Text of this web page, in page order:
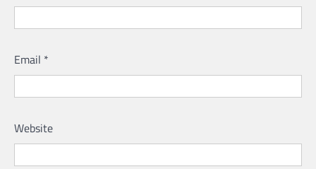
Email *
Website